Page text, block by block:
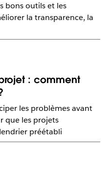
bons outils et les
la transparence, la
: comment
les problèmes avant
que les projets
préétabli